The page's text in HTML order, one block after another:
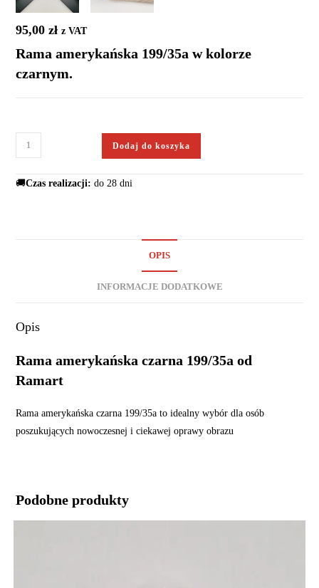
95,00zł z VAT
Rama amerykańska 199/35a w kolorze
czarnym.
Dodaj do koszyka
🚚Czas realizacji:do 28 dni
OPIS
INFORMACJE DODATKOWE
Opis
Rama amerykańska czarna 199/35a od
Ramart
Rama amerykańska czarna 199/35a to idealny wybór dla osób
poszukujących nowoczesnej i ciekawej oprawy obrazu
Podobne produkty